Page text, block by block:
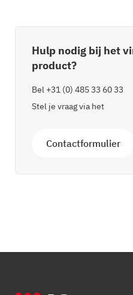
Hulp nodig bij het
product?
Bel +31 (0) 485 33 60 33
Stel je vraag via het
Contactformulier